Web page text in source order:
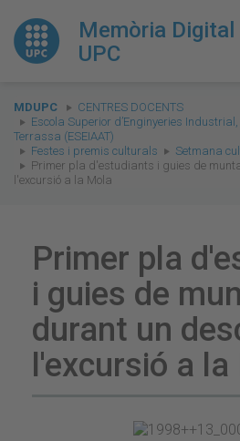
Memòria Digital
UPC
You
are
here:
MDUPC
CENTRES DOCENTS
Escola Superior d’Enginyeries
Terrassa (ESEIAAT)
Festes i premis culturals
Setmana
Primer pla d'estudiants i guies de
l'excursió a la Mola
Primer pla
i guies de
durant un
l'excursió a